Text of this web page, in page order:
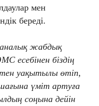
мен
береді.
жабдық
есебінен біздің
уақытылы өтіп,
үміт артуға
соңына дейін